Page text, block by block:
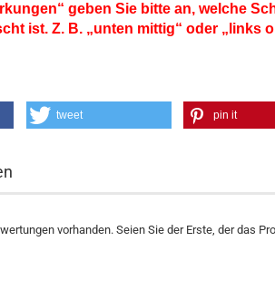
geben Sie bitte an, welche
ist. Z. B. „unten mittig“ oder „links
tweet pin it
vorhanden. Seien Sie der Erste, der das